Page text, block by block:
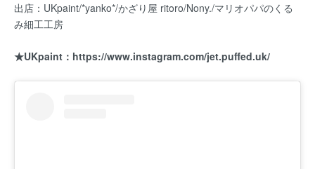
出店：UKpaint/*yanko*/かざり屋 ritoro/Nony./マリオパパのくる
み細工工房
★UKpaint： https://www.instagram.com/jet.puffed.uk/